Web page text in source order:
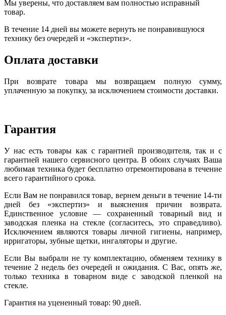
Мы уверены, что доставляем вам полностью исправный
товар.
В течение 14 дней вы можете вернуть не понравившуюся
технику без очередей и «экспертиз».
Оплата доставки
При возврате товара мы возвращаем полную сумму,
уплаченную за покупку, за исключением стоимости доставки.
Гарантия
У нас есть товары как с гарантией производителя, так и с
гарантией нашего сервисного центра. В обоих случаях Ваша
любимая техника будет бесплатно отремонтирована в течение
всего гарантийного срока.
Если Вам не понравился товар, вернем деньги в течение 14-ти
дней без «экспертиз» и выяснения причин возврата.
Единственное условие — сохраненный товарный вид и
заводская пленка на стекле (согласитесь, это справедливо).
Исключением являются товары личной гигиены, например,
ирригаторы, зубные щетки, ингаляторы и другие.
Если Вы выбрали не ту комплектацию, обменяем технику в
течение 2 недель без очередей и ожидания. С Вас, опять же,
только техника в товарном виде с заводской пленкой на
стекле.
Гарантия на уцененный товар: 90 дней.